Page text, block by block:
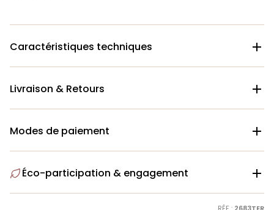
Caractéristiques techniques 
Livraison & Retours 
Modes de paiement 
Éco-participation & engagement 
RÉF : 2683TER